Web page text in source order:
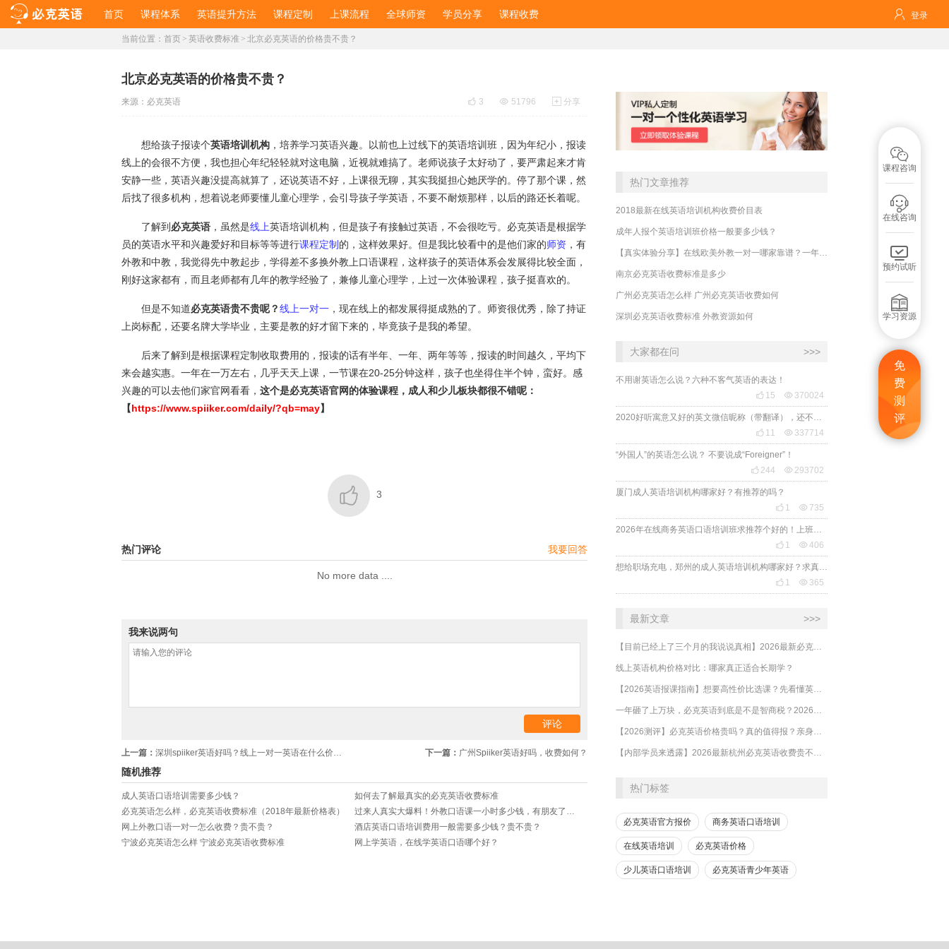
首页 课程体系 英语提升方法 课程定制 上课流程 全球师资 学员分享 课程收费  登录

课程咨询

在线咨询

预约试听

学习资源
免
费
测
评
当前位置： 首页 > 英语收费标准 > 北京必克英语的价格贵不贵？
北京必克英语的价格贵不贵？
 3  51796  分享
来源： 必克英语
想给孩子报读个英语培训机构 ，培养学习英语兴趣。以前也上过线下的英语培训班，因为年纪小，报读
线上的会很不方便，我也担心年纪轻轻就对这电脑，近视就难搞了。老师说孩子太好动了，要严肃起来才肯
安静一些，英语兴趣没提高就算了，还说英语不好，上课很无聊，其实我挺担心她厌学的。停了那个课，然
后找了很多机构，想着说老师要懂儿童心理学，会引导孩子学英语，不要不耐烦那样，以后的路还长着呢。
了解到 必克英语 ，虽然是线上英语培训机构，但是孩子有接触过英语，不会很吃亏。必克英语是根据学
员的英语水平和兴趣爱好和目标等等进行课程定制 的，这样效果好。但是我比较看中的是他们家的师资 ，有
外教和中教，我觉得先中教起步，学得差不多换外教上口语课程，这样孩子的英语体系会发展得比较全面，
刚好这家都有，而且老师都有几年的教学经验了，兼修儿童心理学，上过一次体验课程，孩子挺喜欢的。
但是不知道必克英语贵不贵呢？线上一对一 ，现在线上的都发展得挺成熟的了。师资很优秀，除了持证
上岗标配，还要名牌大学毕业，主要是教的好才留下来的，毕竟孩子是我的希望。
后来了解到是根据课程定制收取费用的，报读的话有半年、一年、两年等等，报读的时间越久，平均下
来会越实惠。一年在一万左右，几乎天天上课，一节课在20-25分钟这样，孩子也坐得住半个钟，蛮好。感
兴趣的可以去他们家官网看看， 这个是必克英语官网的体验课程，成人和少儿板块都很不错呢：
【https://www.spiiker.com/daily/?qb=may】
 3
我要回答
热门评论
No more data ....
我来说两句
上一篇： 深圳spiiker英语好吗？线上一对一英语在什么价位？ 下一篇： 广州Spiiker英语好吗，收费如何？
随机推荐
成人英语口语培训需要多少钱？
如何去了解最真实的必克英语收费标准
必克英语怎么样，必克英语收费标准（2018年最新价格表）
过来人真实大爆料！外教口语课一小时多少钱，有朋友了解吗
网上外教口语一对一怎么收费？贵不贵？
酒店英语口语培训费用一般需要多少钱？贵不贵？
宁波必克英语怎么样 宁波必克英语收费标准
网上学英语，在线学英语口语哪个好？
热门文章推荐
2018最新在线英语培训机构收费价目表
成年人报个英语培训班价格一般要多少钱？
南京必克英语收费标准是多少
广州必克英语怎么样 广州必克英语收费如何
深圳必克英语收费标准 外教资源如何
大家都在问 >>>
不用谢英语怎么说？六种不客气英语的表达！
 15  370024
 11  337714
“外国人”的英语怎么说？ 不要说成“Foreigner”！
 244  293702
厦门成人英语培训机构哪家好？有推荐的吗？
 1  735
 1 406
 1  365
最新文章 >>>
线上英语机构价格对比：哪家真正适合长期学？
热门标签
必克英语官方报价 商务英语口语培训
在线英语培训 必克英语价格
少儿英语口语培训 必克英语青少年英语